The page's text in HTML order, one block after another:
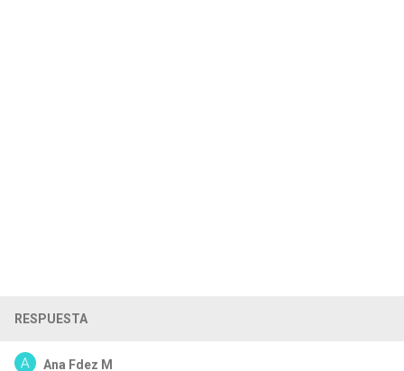
RESPUESTA
Ana Fdez M